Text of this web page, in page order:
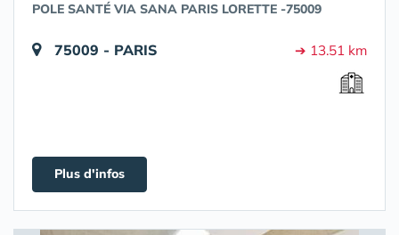
POLE SANTÉ VIA SANA PARIS LORETTE -75009
75009 - PARIS ➔ 13.51 km
Plus d'infos